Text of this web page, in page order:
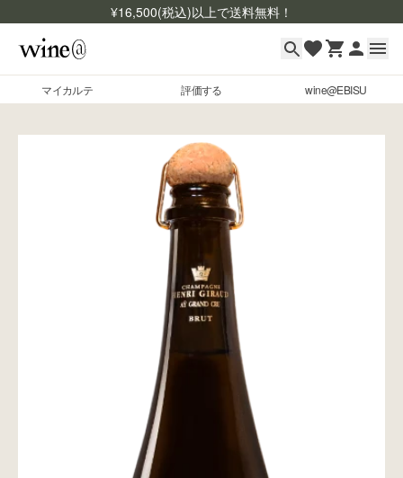
¥16,500(税込)以上で送料無料！
マイカルテ 評価する wine@EBISU
マイカルテ